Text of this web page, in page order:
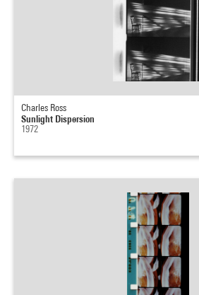
Charles Ross
Sunlight Dispersion
1972